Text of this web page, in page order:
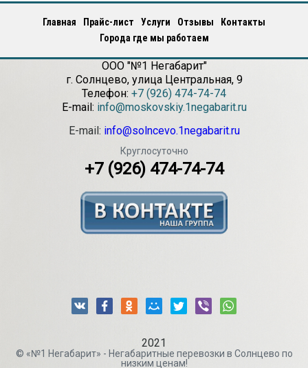
Главная Прайс-лист Услуги Отзывы
Контакты
Города где мы работаем
ООО "№1 Негабарит"
г. Солнцево, улица Центральная, 9
Телефон: +7 (926) 474-74-74
E-mail: info@moskovskiy.1negabarit.ru
E-mail: info@solncevo.1negabarit.ru
Круглосуточно
+7 (926) 474-74-74
2021
© «№1 Негабарит» - Негабаритные перевозки в Солнцево по
низким ценам!